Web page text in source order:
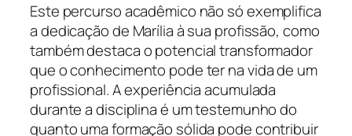
Este percurso acadêmico não só exemplifica
a dedicação de Marília à sua profissão, como
também destaca o potencial transformador
que o conhecimento pode ter na vida de um
profissional. A experiência acumulada
durante a disciplina é um testemunho do
quanto uma formação sólida pode contribuir